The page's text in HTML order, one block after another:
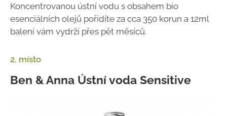
Koncentrovanou ústní vodu s obsahem bio
esenciálních olejů pořídíte za cca 350 korun a 12ml
balení vám vydrží přes pět měsíců.
2. místo
Ben & Anna Ústní voda Sensitive